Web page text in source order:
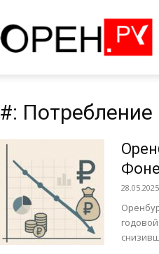
#: Потребление
28.05.2025